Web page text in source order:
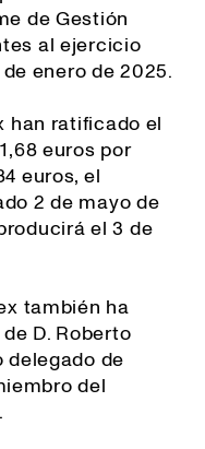
de Gestión
al ejercicio
enero de 2025.
han ratificado el
euros por
euros, el
2 de mayo de
el 3 de
también ha
D. Roberto
delegado de
del